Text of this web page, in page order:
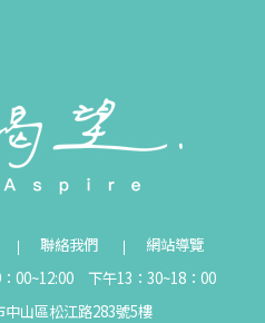
聯絡我們
網站導覽
00~12:00 下午13：30~18：00
山區松江路283號5樓